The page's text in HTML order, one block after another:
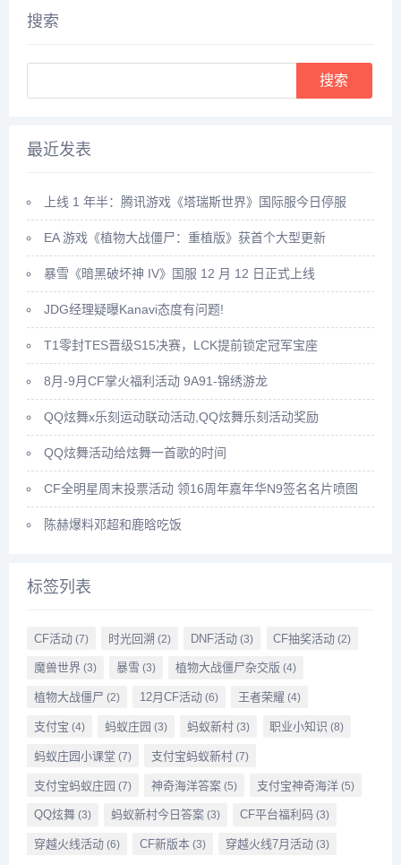
悬赏任务，完成这些任务后，就
可以...
搜索
最近发表
上线 1 年半：腾讯游戏《塔瑞斯世界》国际服今日停服
EA 游戏《植物大战僵尸：重植版》获首个大型更新
暴雪《暗黑破坏神 IV》国服 12 月 12 日正式上线
JDG经理疑曝Kanavi态度有问题!
T1零封TES晋级S15决赛，LCK提前锁定冠军宝座
8月-9月CF掌火福利活动 9A91-锦绣游龙
QQ炫舞x乐刻运动联动活动,QQ炫舞乐刻活动奖励
QQ炫舞活动给炫舞一首歌的时间
CF全明星周末投票活动 领16周年嘉年华N9签名名片喷图
陈赫爆料邓超和鹿晗吃饭
标签列表
CF活动(7) 时光回溯 (2) DNF活动 (3) CF抽奖活动 (2)
魔兽世界(3) 暴雪 (3) 植物大战僵尸杂交版 (4)
植物大战僵尸 (2) 12月CF活动(6) 王者荣耀 (4)
支付宝 (4) 蚂蚁庄园 (3) 蚂蚁新村 (3) 职业小知识 (8)
蚂蚁庄园小课堂 (7) 支付宝蚂蚁新村(7)
支付宝蚂蚁庄园 (7) 神奇海洋答案(5) 支付宝神奇海洋 (5)
QQ炫舞(3) 蚂蚁新村今日答案(3) CF平台福利码 (3)
穿越火线活动(6) CF新版本(3) 穿越火线7月活动 (3)